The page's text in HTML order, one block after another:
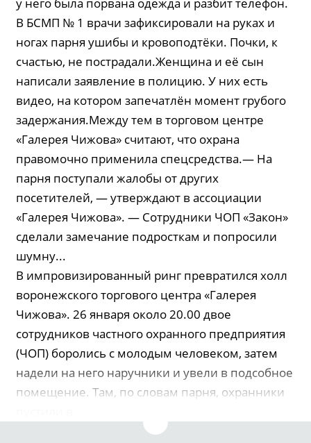
В БСМП № 1 врачи зафиксировали на руках и
ногах парня ушибы и кровоподтёки. Почки, к
счастью, не пострадали.Женщина и её сын
написали заявление в полицию. У них есть
видео, на котором запечатлён момент грубого
задержания.Между тем в торговом центре
«Галерея Чижова» считают, что охрана
правомочно применила спецсредства.— На
парня поступали жалобы от других
посетителей, — утверждают в ассоциации
«Галерея Чижова». — Сотрудники ЧОП «Закон»
сделали замечание подросткам и попросили
шумну...
В импровизированный ринг превратился холл
воронежского торгового центра «Галерея
Чижова». 26 января около 20.00 двое
сотрудников частного охранного предприятия
(ЧОП) боролись с молодым человеком, затем
надели на него наручники и увели в подсобное
помещение. Там, по словам парня, охранники